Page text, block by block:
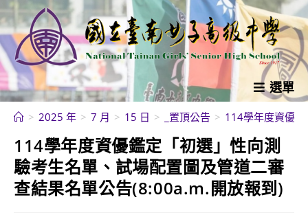
跳
轉
至
主
要
內
選單
> 2025 年 > 7 月 > 15 日 > _置頂公告 > 114學年度資優
114學年度資優鑑定「初選」性向測
驗考生名單、試場配置圖及管道二審
查結果名單公告(8:00a.m.開放報到)